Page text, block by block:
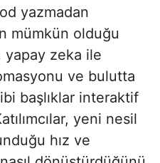
yazmadan
mümkün olduğu
yapay zeka ile
ve bulutta
başlıklar interaktif
yeni nesil
hız ve